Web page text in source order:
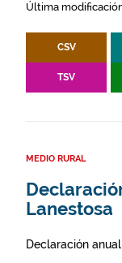
Última
CSV
TSV
MEDIO RURAL
Lanestosa
Declaración